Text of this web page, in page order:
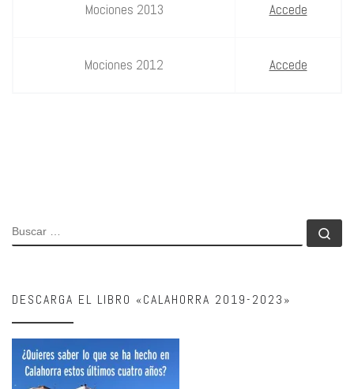
Mociones 2013 Accede
Mociones 2012 Accede
BUSCAR
DESCARGA EL LIBRO «CALAHORRA 2019-2023»